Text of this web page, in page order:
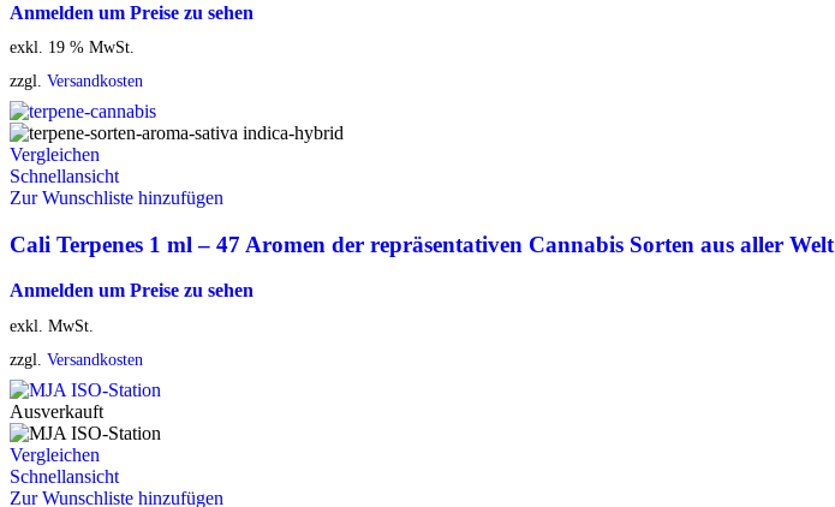
Anmelden um Preise zu sehen
exkl. 19 % MwSt.
zzgl. Versandkosten
Vergleichen
Schnellansicht
Zur Wunschliste hinzufügen
Cali Terpenes 1 ml – 47 Aromen der repräsentativen Cannabis Sorten aus aller Welt
Anmelden um Preise zu sehen
exkl. MwSt.
zzgl. Versandkosten
Ausverkauft
Vergleichen
Schnellansicht
Zur Wunschliste hinzufügen